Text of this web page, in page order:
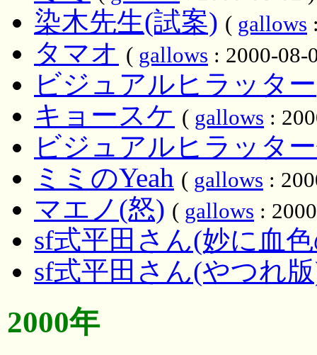
染木先生(試案) ( gallows
タマオ ( gallows : 2000-08-
ビジュアルヒラッター
キョースケ ( gallows :
ビジュアルヒラッタ
ミミのYeah ( gallows :
マエノ(怒) ( gallows :
sf式平田さん(妙に血
sf式平田さん(やつれ
2000年